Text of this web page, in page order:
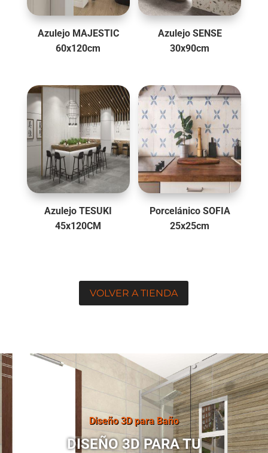
Azulejo MAJESTIC
60x120cm
Azulejo SENSE
30x90cm
Azulejo TESUKI
45x120CM
Porcelánico SOFIA
25x25cm
VOLVER A TIENDA
Diseño 3D para Baño
DISEÑO 3D PARA TU